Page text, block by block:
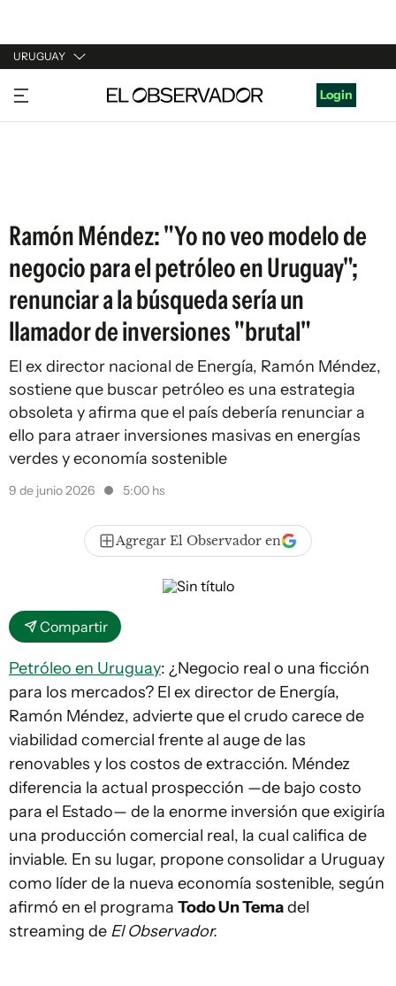
URUGUAY
URUGUAY
ARGENTINA
Login
Ramón Méndez: "Yo no veo modelo de
negocio para el petróleo en Uruguay";
renunciar a la búsqueda sería un
llamador de inversiones "brutal"
El ex director nacional de Energía, Ramón Méndez,
sostiene que buscar petróleo es una estrategia
obsoleta y afirma que el país debería renunciar a
ello para atraer inversiones masivas en energías
verdes y economía sostenible
9 de junio 2026 5:00 hs
Agregar El Observador en
Compartir
Petróleo en Uruguay: ¿Negocio real o una ficción
para los mercados? El ex director de Energía,
Ramón Méndez, advierte que el crudo carece de
viabilidad comercial frente al auge de las
renovables y los costos de extracción. Méndez
diferencia la actual prospección —de bajo costo
para el Estado— de la enorme inversión que exigiría
una producción comercial real, la cual califica de
inviable. En su lugar, propone consolidar a Uruguay
como líder de la nueva economía sostenible, según
afirmó en el programa Todo Un Temadel
streaming de El Observador.